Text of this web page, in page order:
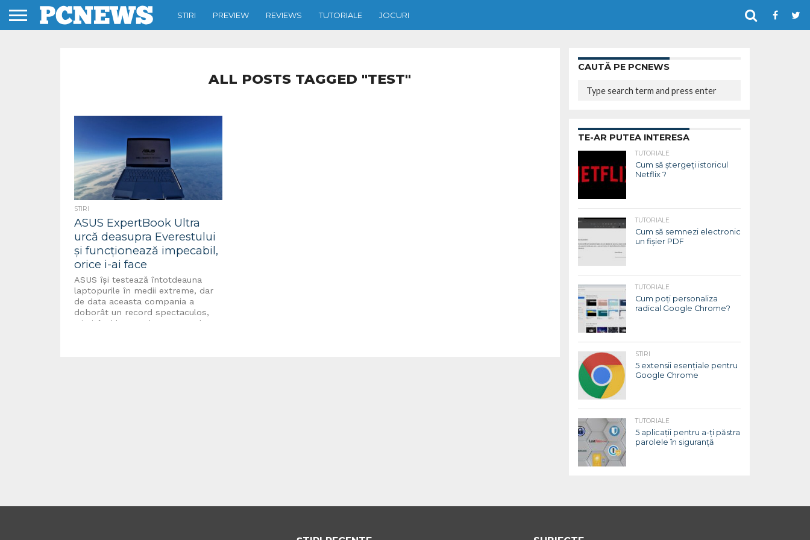
STIRI PREVIEW REVIEWS TUTORIALE JOCURI
ALL POSTS TAGGED "TEST"
STIRI
ASUS ExpertBook Ultra
urcă deasupra Everestului
și funcționează impecabil,
orice i-ai face
ASUS își testează întotdeauna
laptopurile în medii extreme, dar
de data aceasta compania a
doborât un record spectaculos,
trimițând laptopul ExpertBook
CAUTĂ PE PCNEWS
TE-AR PUTEA INTERESA
TUTORIALE
Cum să ștergeți istoricul
Netflix ?
TUTORIALE
Cum să semnezi electronic
un fișier PDF
TUTORIALE
Cum poți personaliza
radical Google Chrome?
STIRI
5 extensii esențiale pentru
Google Chrome
TUTORIALE
5 aplicații pentru a-ți păstra
parolele în siguranță